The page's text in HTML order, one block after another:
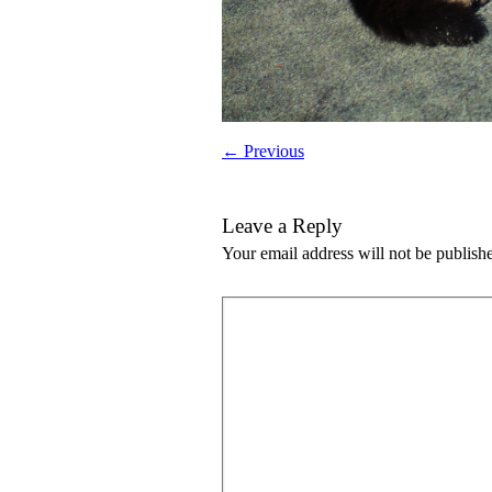
← Previous
Leave a Reply
Your email address will not be